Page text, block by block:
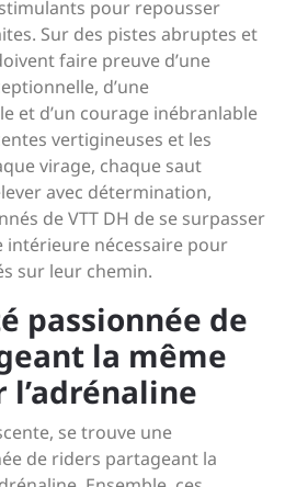
pour repousser
Sur des pistes abruptes et
faire preuve d’une
d’une
et d’un courage inébranlable
vertigineuses et les
virage, chaque saut
avec détermination,
de VTT DH de se surpasser
intérieure nécessaire pour
sur leur chemin.
passionnée de
la même
l’adrénaline
se trouve une
de riders partageant la